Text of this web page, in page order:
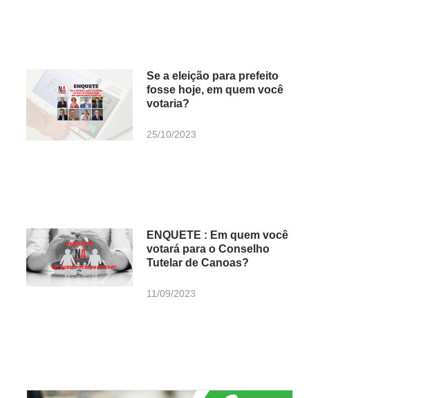
Se a eleição para prefeito
fosse hoje, em quem você
votaria?
25/10/2023
ENQUETE : Em quem você
votará para o Conselho
Tutelar de Canoas?
11/09/2023